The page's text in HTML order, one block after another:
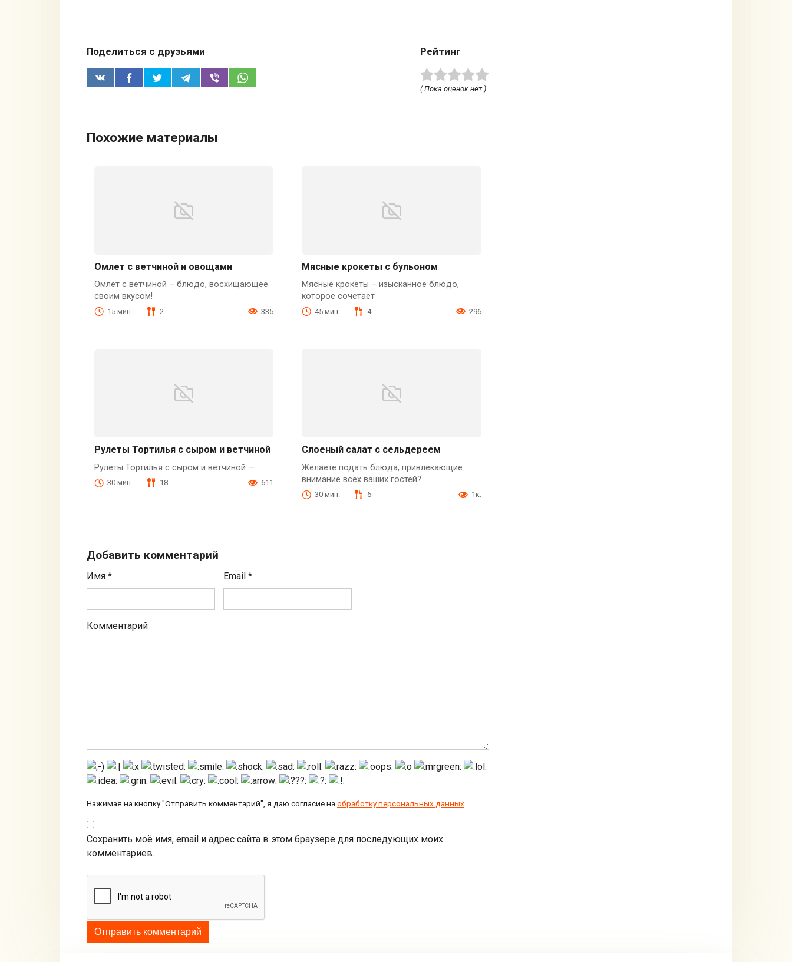
Поделиться с друзьями Рейтинг
( Пока оценок нет )
Похожие материалы
Омлет с ветчиной и овощами
Омлет с ветчиной – блюдо, восхищающее
своим вкусом!
15 мин. 2 335
Мясные крокеты с бульоном
Мясные крокеты – изысканное блюдо,
которое сочетает
45 мин. 4 296
Рулеты Тортилья с сыром и ветчиной
Рулеты Тортилья с сыром и ветчиной —
30 мин. 18 611
Слоеный салат с сельдереем
Желаете подать блюда, привлекающие
внимание всех ваших гостей?
30 мин. 6 1к.
Добавить комментарий
Имя * Email*
Комментарий
Нажимая на кнопку "Отправить комментарий", я даю согласие наобработку персональных данных.
Сохранить моё имя, email и адрес сайта в этом браузере для последующих моих
комментариев.